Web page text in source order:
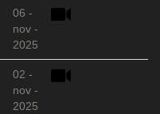
06 -
nov -
2025
02 -
nov -
2025